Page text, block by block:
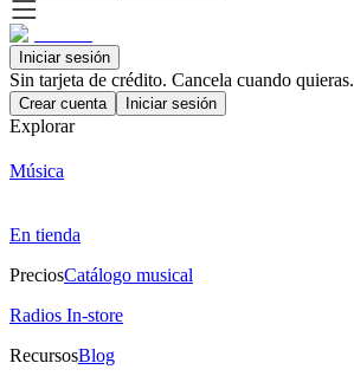
Iniciar sesión
Sin tarjeta de crédito. Cancela cuando quieras.
Crear cuenta Iniciar sesión
Explorar
Música
En tienda
PreciosCatálogo musical
Radios In-store
RecursosBlog